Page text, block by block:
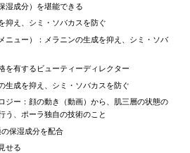
湿成分）を堪能できる
抑え、シミ・ソバカスを防ぐ
ニュー）：メラニンの生成を抑え、シミ・ソバ
を有するビューティーディレクター
生成を抑え、シミ・ソバカスを防ぐ
ジー：顔の動き（動画）から、肌三層の状態の
う、ポーラ独自の技術のこと
保湿成分を配合
せる